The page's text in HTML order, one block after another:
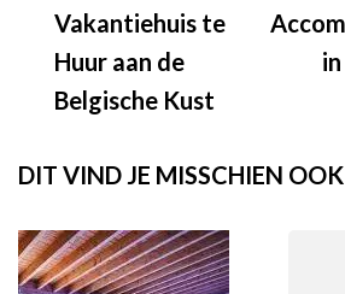
Vakantiehuis te
Huur aan de
Belgische Kust
DIT VIND JE MISSCHIEN